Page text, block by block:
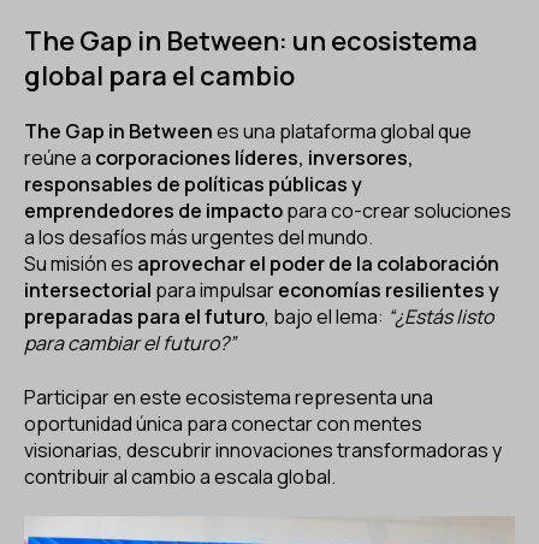
The Gap in Between: un ecosistema
global para el cambio
The Gap in Betweenes una plataforma global que
reúne a corporaciones líderes, inversores,
responsables de políticas públicas y
emprendedores de impactopara co-crear soluciones
a los desafíos más urgentes del mundo.
Su misión es aprovechar el poder de la colaboración
intersectorial para impulsareconomías resilientes y
preparadas para el futuro, bajo el lema: “¿Estás listo
para cambiar el futuro?”
Participar en este ecosistema representa una
oportunidad única para conectar con mentes
visionarias, descubrir innovaciones transformadoras y
contribuir al cambio a escala global.